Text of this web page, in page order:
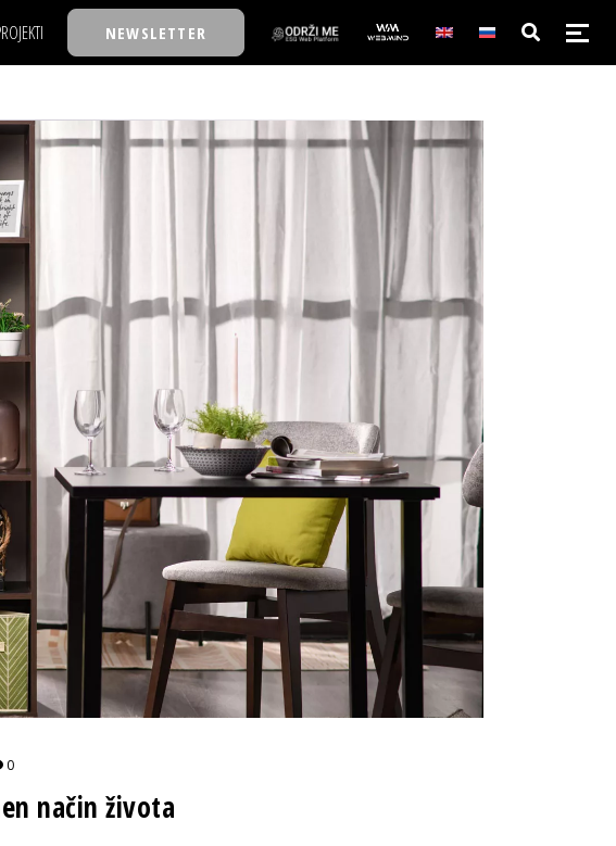
TASTY TALKS
30 ISPOD 30
BACK TO OFFICE/SCHOOL
BIZKOLEGIJUM
BMW BIZNIS LIGA
IZJAVA GODINE
NEWSLETTER
NAJKOLEGA
30 ISPOD 30
BACK TO OFFICE/SCHOOL
BIZBENDOVI
BIZKOLEGIJUM
BMW BIZNIS LIGA
BIZLIFE WEEK
IZJAVA GODINE
0
način života